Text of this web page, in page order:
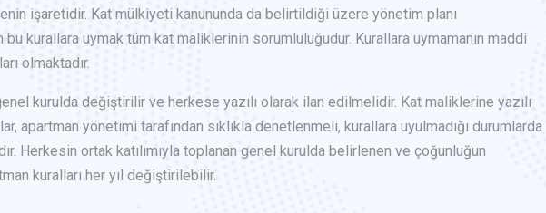
işaretidir. Kat mülkiyeti kanununda da belirtildiği üzere yönetim planı
kurallara uymak tüm kat maliklerinin sorumluluğudur. Kurallara uymamanın maddi
olmaktadır.
kurulda değiştirilir ve herkese yazılı olarak ilan edilmelidir. Kat maliklerine yazılı
apartman yönetimi tarafından sıklıkla denetlenmeli, kurallara uyulmadığı durumlarda
Herkesin ortak katılımıyla toplanan genel kurulda belirlenen ve çoğunluğun
kuralları her yıl değiştirilebilir.